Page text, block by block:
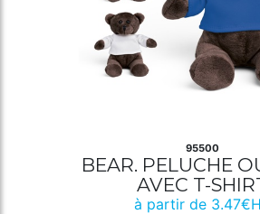
95500
BEAR. PELUCHE
AVEC T-
à partir de